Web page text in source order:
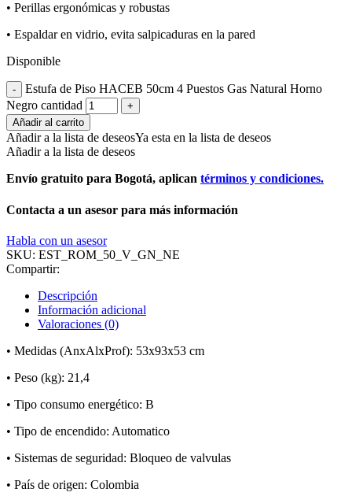
• Perillas ergonómicas y robustas
• Espaldar en vidrio, evita salpicaduras en la pared
Disponible
Estufa de Piso HACEB 50cm 4 Puestos Gas Natural Horno
Negro cantidad
Añadir al carrito
Añadir a la lista de deseosYa esta en la lista de deseos
Añadir a la lista de deseos
Envío gratuito para Bogotá, aplican términos y condiciones.
Contacta a un asesor para más información
Habla con un asesor
SKU: EST_ROM_50_V_GN_NE
Compartir:
Descripción
Información adicional
Valoraciones (0)
• Medidas (AnxAlxProf): 53x93x53 cm
• Peso (kg): 21,4
• Tipo consumo energético: B
• Tipo de encendido: Automatico
• Sistemas de seguridad: Bloqueo de valvulas
• País de origen: Colombia